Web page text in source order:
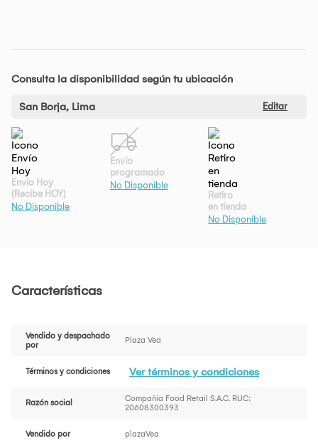
Consulta la disponibilidad según tu ubicación
San Borja, Lima Editar
Envío Hoy
(Recibe HOY)
No Disponible
Envío
programado
No Disponible
Retiro
en tienda
No Disponible
Características
Vendido y despachado
por
Plaza Vea
Términos y condiciones Ver términos y condiciones
Razón social
Compañía Food Retail S.A.C. RUC:
20608300393
Vendido por plazaVea